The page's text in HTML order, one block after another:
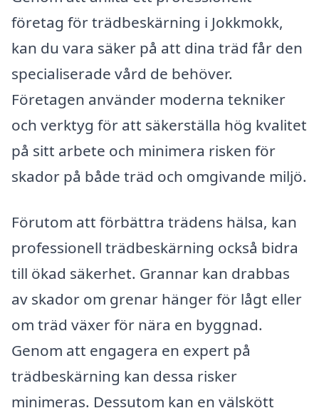
företag för trädbeskärning i Jokkmokk,
kan du vara säker på att dina träd får den
specialiserade vård de behöver.
Företagen använder moderna tekniker
och verktyg för att säkerställa hög kvalitet
på sitt arbete och minimera risken för
skador på både träd och omgivande miljö.
Förutom att förbättra trädens hälsa, kan
professionell trädbeskärning också bidra
till ökad säkerhet. Grannar kan drabbas
av skador om grenar hänger för lågt eller
om träd växer för nära en byggnad.
Genom att engagera en expert på
trädbeskärning kan dessa risker
minimeras. Dessutom kan en välskött